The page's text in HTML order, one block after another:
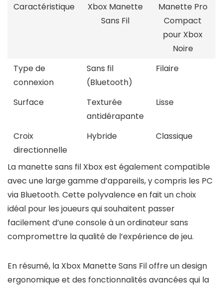
Caractéristique
Xbox Manette
Sans Fil
Manette Pro
Compact
pour Xbox
Noire
Type de
connexion
Sans fil
(Bluetooth)
Filaire
Surface
Texturée
antidérapante
Lisse
Croix
directionnelle
Hybride Classique
La manette sans fil Xbox est également compatible
avec une large gamme d’appareils, y compris les PC
via Bluetooth. Cette polyvalence en fait un choix
idéal pour les joueurs qui souhaitent passer
facilement d’une console à un ordinateur sans
compromettre la qualité de l’expérience de jeu.
En résumé, la Xbox Manette Sans Fil offre un design
ergonomique et des fonctionnalités avancées qui la